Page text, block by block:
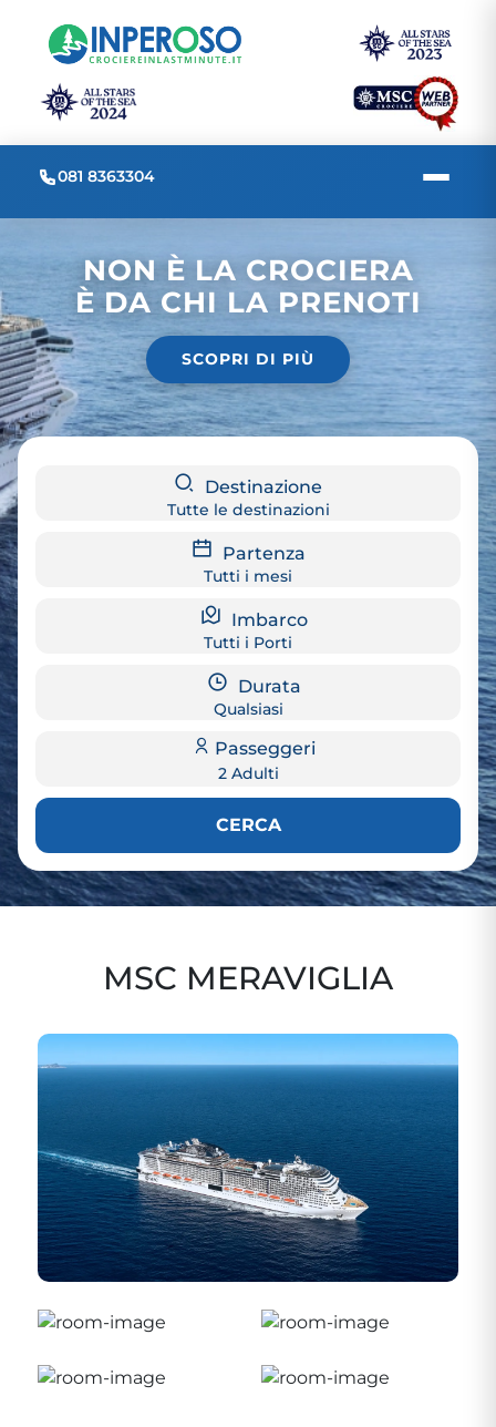
081 8363304
NON È LA CROCIERA
È DA CHI LA PRENOTI
SCOPRI DI PIÙ
Destinazione
Tutte le destinazioni
Partenza
Tutti i mesi
Imbarco
Tutti i Porti
Durata
Qualsiasi
Passeggeri
2 Adulti
CERCA
MSC MERAVIGLIA